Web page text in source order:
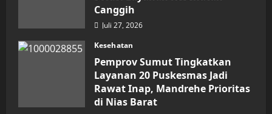
Canggih
Juli 27, 2026
Kesehatan
Pemprov Sumut Tingkatkan
Layanan 20 Puskesmas Jadi
Rawat Inap, Mandrehe Prioritas
di Nias Barat